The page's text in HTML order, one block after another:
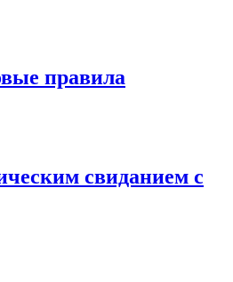
правила
свиданием с